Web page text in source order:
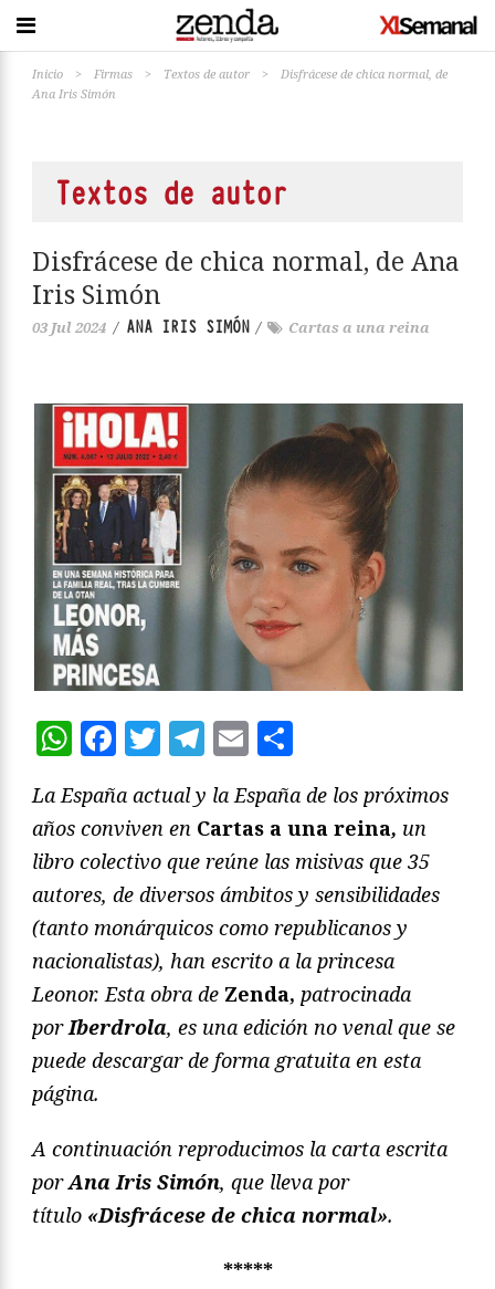
Inicio > Firmas > Textos de autor >
Disfrácese de chica normal, de
Ana Iris Simón
Textos de autor
Disfrácese de chica normal, de Ana
Iris Simón
03 Jul 2024 / ANA IRIS SIMÓN / Cartas a una reina
WhatsApp
Facebook
Twitter
Telegram
Email
La España actual y la España de los próximos
años conviven en Cartas a una reina, un
libro colectivo que reúne las misivas que 35
autores, de diversos ámbitos y sensibilidades
(tanto monárquicos como republicanos y
nacionalistas), han escrito a la princesa
Leonor. Esta obra de Zenda, patrocinada
porIberdrola, es una edición no venal que se
puede descargar de forma gratuita en esta
página.
A continuación reproducimos la carta escrita
porAna Iris Simón, que lleva por
título «Disfrácese de chica normal».
*****